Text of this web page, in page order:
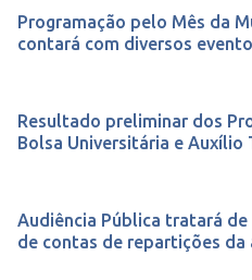
Programação pelo Mês da
contará com diversos
Resultado preliminar dos
Bolsa Universitária e Auxílio
Audiência Pública tratará
de contas de repartições da